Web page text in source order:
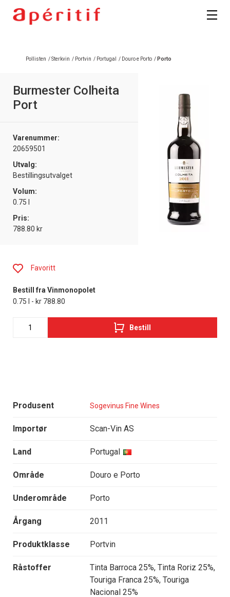
Pollisten /Sterkvin / Portvin / Portugal / Douro e Porto / Porto
Burmester Colheita
Port
Varenummer:
20659501
Utvalg:
Bestillingsutvalget
Volum:
0.75 l
Pris:
788.80 kr
Produsent Sogevinus Fine Wines
Importør Scan-Vin AS
Land Portugal
Område Douro e Porto
Underområde Porto
Årgang 2011
Produktklasse Portvin
Råstoffer
Tinta Barroca 25%, Tinta Roriz 25%,
Touriga Franca 25%, Touriga
Nacional 25%
Favoritt
Bestill fra Vinmonopolet
0.75 l - kr 788.80
Bestill